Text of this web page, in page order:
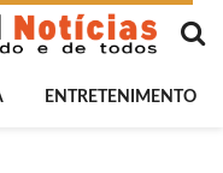
ENTRETENIMENTO